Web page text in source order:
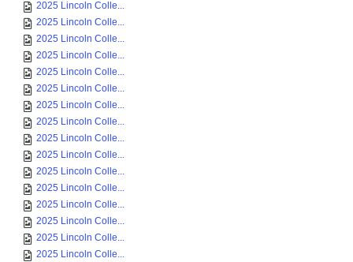
2025 Lincoln Colle...
2025 Lincoln Colle...
2025 Lincoln Colle...
2025 Lincoln Colle...
2025 Lincoln Colle...
2025 Lincoln Colle...
2025 Lincoln Colle...
2025 Lincoln Colle...
2025 Lincoln Colle...
2025 Lincoln Colle...
2025 Lincoln Colle...
2025 Lincoln Colle...
2025 Lincoln Colle...
2025 Lincoln Colle...
2025 Lincoln Colle...
2025 Lincoln Colle...